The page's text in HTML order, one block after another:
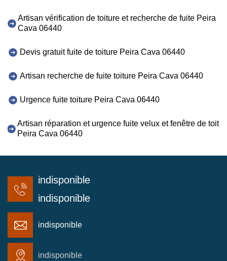
Artisan vérification de toiture et recherche de fuite Peira
Cava 06440
Devis gratuit fuite de toiture Peira Cava 06440
Artisan recherche de fuite toiture Peira Cava 06440
Urgence fuite toiture Peira Cava 06440
Artisan réparation et urgence fuite velux et fenêtre de toit
Peira Cava 06440
indisponible
indisponible
indisponible
indisponible